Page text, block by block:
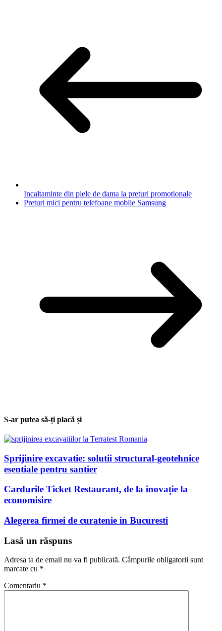
Incaltaminte din piele de dama la preturi promotionale
Preturi mici pentru telefoane mobile Samsung
S-ar putea să-ți placă și
Sprijinire excavatie: solutii structural-geotehnice
esentiale pentru santier
Cardurile Ticket Restaurant, de la inovație la
economisire
Alegerea firmei de curatenie in Bucuresti
Lasă un răspuns
Adresa ta de email nu va fi publicată. Câmpurile obligatorii sunt
marcate cu *
Comentariu *